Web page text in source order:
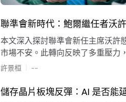
聯準會新時代：鮑爾繼任者沃
本文深入探討聯準會新任主席沃許
市場不安。此轉向反映了多重壓力
素限制了聯準會實施降息或激進縮
許景桓 --
儲存晶片板塊反彈：AI 是否能